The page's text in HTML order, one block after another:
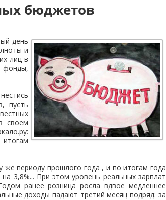
бюджетов
день
и
лиц в
фонды,
пусть
своем
периоду прошлого года , и по итогам года
3,8%... При этом уровень реальных зарплат
ранее розница росла вдвое медленнее
доходы падают третий месяц подряд: за